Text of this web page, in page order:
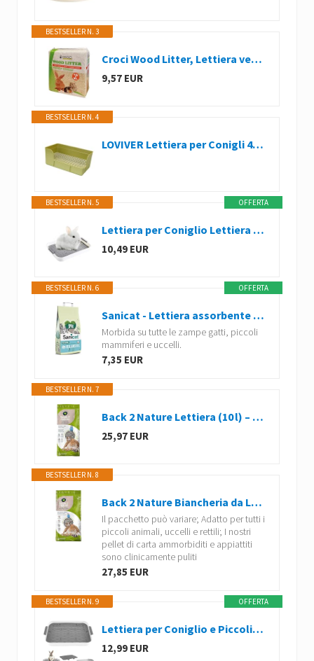
BESTSELLER N. 3
Croci Wood Litter, Lettiera vegetale per roditori a base di trucioli di abete, formato - 4Kg, naturale e compostabile super assorbente, antiodore
9,57 EUR
BESTSELLER N. 4
LOVIVER Lettiera per Conigli 40 X 22,5 X 17 Cm, Toilette per Animali Domestici con Un Vassoio Rimovibile, Vassoio per Lettiera Ad Angolo per Coni, Topi, Ratti, Cincillà, Porcellini D'india, Verde
OFFERTA
BESTSELLER N. 5
Lettiera per Coniglio Lettiera con Griglia Vassoio,Vasino per L'addestramento per Piccoli Animali,Furetto,Conigli (Bianco, S)
10,49 EUR
OFFERTA
BESTSELLER N. 6
Sanicat - Lettiera assorbente multipet in cellulosa riciclata | Assorbimento superiore e controllo degli odori | Prodotto ecologico e biodegradabile | Formato 10 L
Morbida su tutte le zampe gatti, piccoli
mammiferi e uccelli.
7,35 EUR
BESTSELLER N. 7
Back 2 Nature Lettiera (10 l) – 99% carta riciclata
25,97 EUR
BESTSELLER N. 8
Back 2 Nature Biancheria da Letto per Animali - 30 L
Il pacchetto può variare; Adatto per tutti i
piccoli animali, uccelli e rettili; I nostri
pellet di carta ammorbiditi e appiattiti
sono clinicamente puliti
27,85 EUR
OFFERTA
BESTSELLER N. 9
Lettiera per Coniglio e Piccoli Animali - Vasino, Cassetta, Toilette Con Filtro per la Pulizia (Grigio)
12,99 EUR